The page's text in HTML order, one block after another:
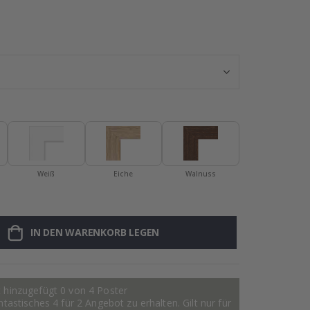
Weiß Eiche Walnuss
IN DEN WARENKORB LEGEN
hinzugefügt 0 von 4 Poster
4 für 2 Angebot zu erhalten. Gilt nur für